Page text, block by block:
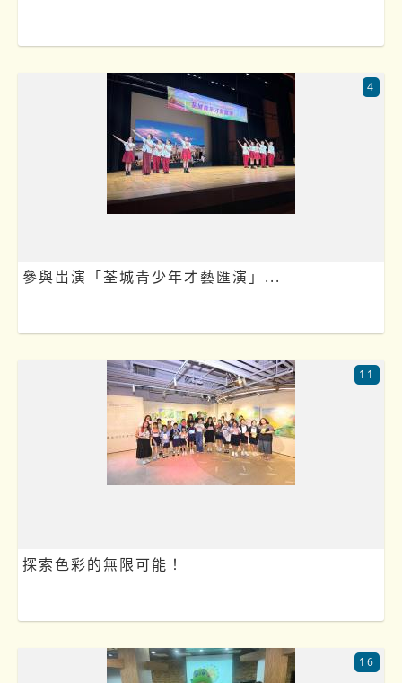
參與岀演「荃城青少年才藝匯演」...
4
探索色彩的無限可能！
11
16